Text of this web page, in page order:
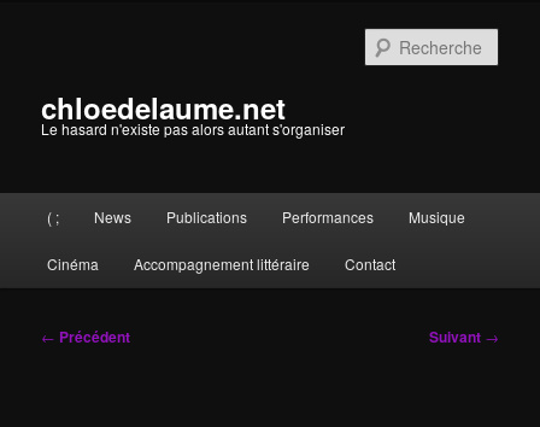
chloedelaume.net
Le hasard n'existe pas alors autant s'organiser
principal
( ; News Publications Performances Musique
Cinéma Accompagnement littéraire Contact
Navigation
← Précédent Suivant →